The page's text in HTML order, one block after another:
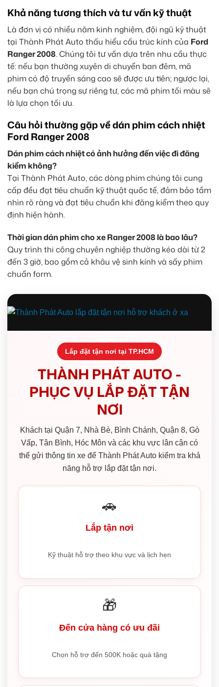
Khả năng tương thích và tư vấn kỹ thuật
Là đơn vị có nhiều năm kinh nghiệm, đội ngũ kỹ thuật
tại Thành Phát Auto thấu hiểu cấu trúc kính của Ford
Ranger 2008. Chúng tôi tư vấn dựa trên nhu cầu thực
tế: nếu bạn thường xuyên di chuyển ban đêm, mã
phim có độ truyền sáng cao sẽ được ưu tiên; ngược lại,
nếu bạn chú trọng sự riêng tư, các mã phim tối màu sẽ
là lựa chọn tối ưu.
Câu hỏi thường gặp về dán phim cách nhiệt
Ford Ranger 2008
Dán phim cách nhiệt có ảnh hưởng đến việc đi đăng
kiểm không?
Tại Thành Phát Auto, các dòng phim chúng tôi cung
cấp đều đạt tiêu chuẩn kỹ thuật quốc tế, đảm bảo tầm
nhìn rõ ràng và đạt tiêu chuẩn khi đăng kiểm theo quy
định hiện hành.
Thời gian dán phim cho xe Ranger 2008 là bao lâu?
Quy trình thi công chuyên nghiệp thường kéo dài từ 2
đến 3 giờ, bao gồm cả khâu vệ sinh kính và sấy phim
chuẩn form.
Lắp đặt tận nơi tại TP.HCM
THÀNH PHÁT AUTO -
PHỤC VỤ LẮP ĐẶT TẬN
NƠI
Khách tại Quận 7, Nhà Bè, Bình Chánh, Quận 8, Gò
Vấp, Tân Bình, Hóc Môn và các khu vực lân cận có
thể gửi thông tin xe để Thành Phát Auto kiểm tra khả
năng hỗ trợ lắp đặt tận nơi.
🚗
Lắp tận nơi
Kỹ thuật hỗ trợ theo khu vực và lịch hẹn
🎁
Đến cửa hàng có ưu đãi
Chọn hỗ trợ đến 500K hoặc quà tặng